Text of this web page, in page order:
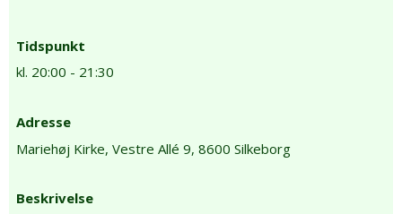
Tidspunkt
kl. 20:00 - 21:30
Adresse
Mariehøj Kirke, Vestre Allé 9, 8600 Silkeborg
Beskrivelse